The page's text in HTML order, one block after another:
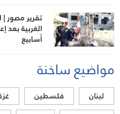
تقرير مصور |
الغربية بعد
أسابيع
مواضيع ساخنة
لبنان فلسطين